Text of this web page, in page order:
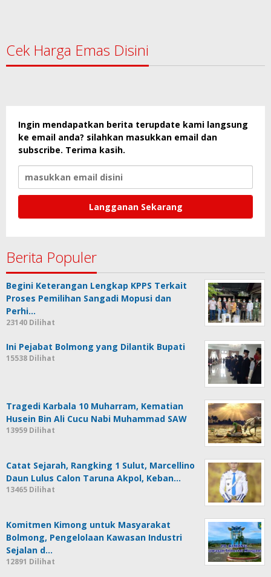
Cek Harga Emas Disini
Ingin mendapatkan berita terupdate kami langsung
ke email anda? silahkan masukkan email dan
subscribe. Terima kasih.
Berita Populer
Begini Keterangan Lengkap KPPS Terkait
Proses Pemilihan Sangadi Mopusi dan
Perhi…
23140 Dilihat
Ini Pejabat Bolmong yang Dilantik Bupati
15538 Dilihat
Tragedi Karbala 10 Muharram, Kematian
Husein Bin Ali Cucu Nabi Muhammad SAW
13959 Dilihat
Catat Sejarah, Rangking 1 Sulut, Marcellino
Daun Lulus Calon Taruna Akpol, Keban…
13465 Dilihat
Komitmen Kimong untuk Masyarakat
Bolmong, Pengelolaan Kawasan Industri
Sejalan d…
12891 Dilihat